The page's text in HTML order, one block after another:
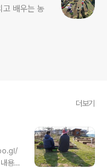
고 배우는 농
더보기
용